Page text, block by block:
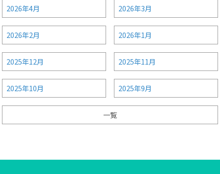
2026年4月 2026年3月
2026年2月 2026年1月
2025年12月 2025年11月
2025年10月 2025年9月
一覧